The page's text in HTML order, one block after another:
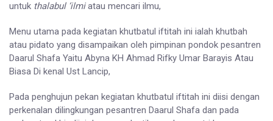
untuk thalabul ‘ilmiatau mencari ilmu,
Menu utama pada kegiatan khutbatul iftitah ini ialah khutbah
atau pidato yang disampaikan oleh pimpinan pondok pesantren
Daarul Shafa Yaitu Abyna KH Ahmad Rifky Umar Barayis Atau
Biasa Di kenal Ust Lancip,
Pada penghujun pekan kegiatan khutbatul iftitah ini diisi dengan
perkenalan dilingkungan pesantren Daarul Shafa dan pada